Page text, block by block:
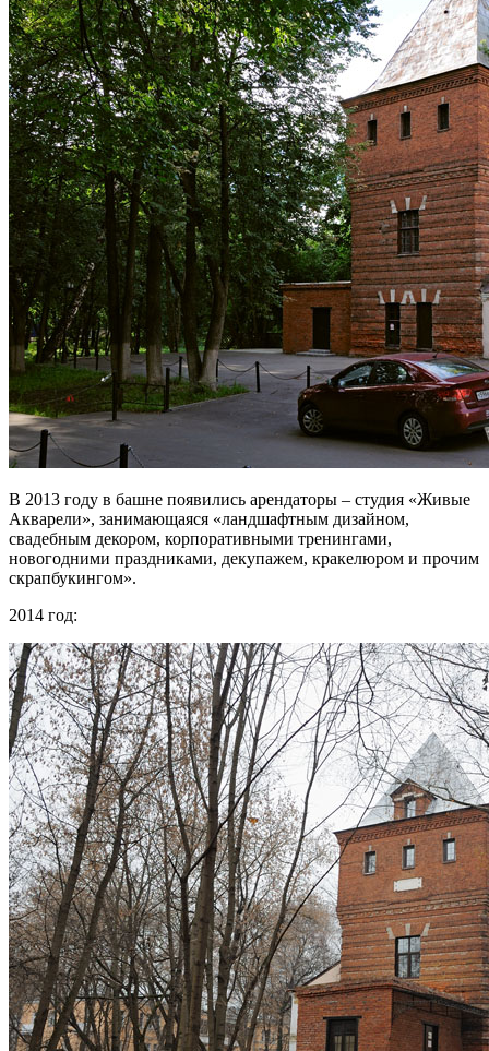
В 2013 году в башне появились арендаторы – студия «Живые
Акварели», занимающаяся «ландшафтным дизайном,
свадебным декором, корпоративными тренингами,
новогодними праздниками, декупажем, кракелюром и прочим
скрапбукингом».
2014 год: